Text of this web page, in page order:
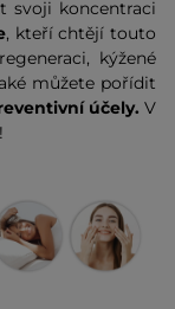
svoji koncentraci
, kteří chtějí touto
kýžené
můžete pořídit
účely.V